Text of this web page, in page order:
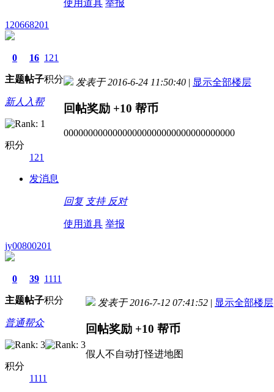
使用道具 举报
120668201
0
主题
16
帖子
121
积分
新人入帮
积分
121
发消息
发表于 2016-6-24 11:50:40 | 显示全部楼层
回帖奖励 +10 帮币
00000000000000000000000000000000000
回复 支持 反对
使用道具 举报
jy00800201
0
主题
39
帖子
1111
积分
普通帮众
积分
1111
发表于 2016-7-12 07:41:52 | 显示全部楼层
回帖奖励 +10 帮币
假人不自动打怪进地图